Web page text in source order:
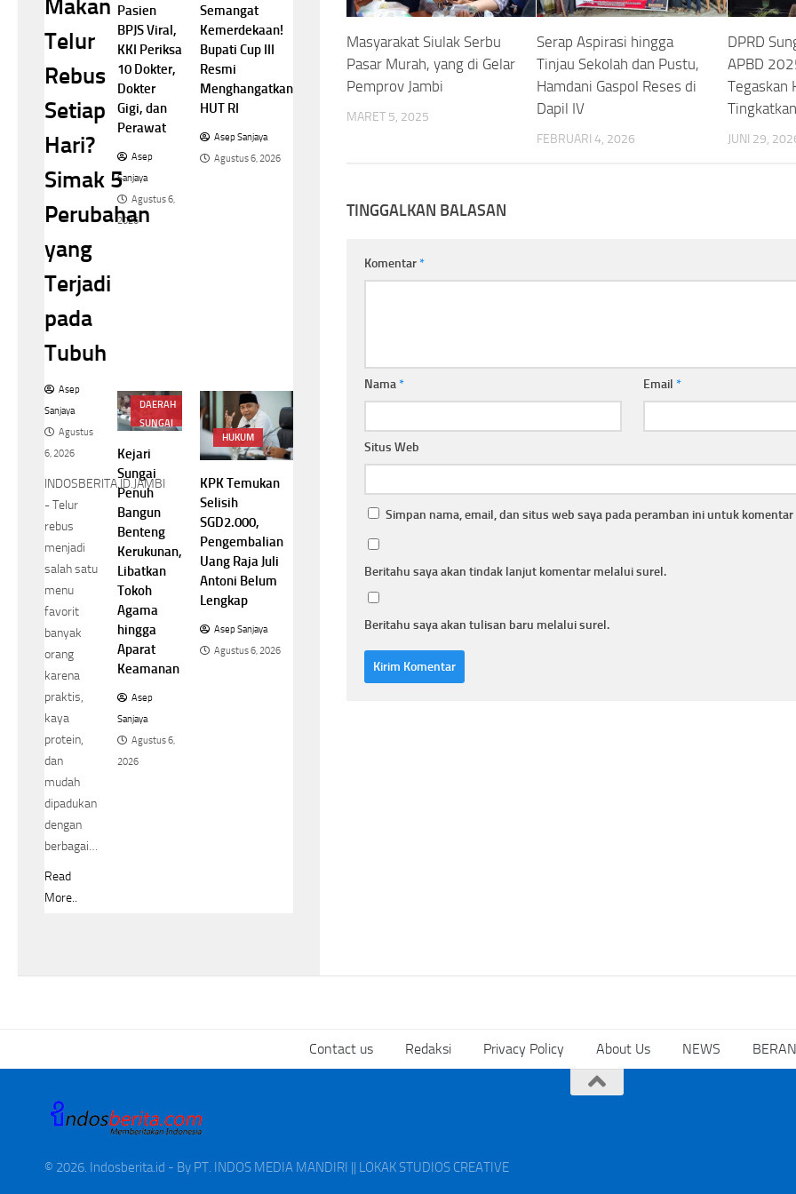
Masyarakat Siulak Serbu
Pasar Murah, yang di Gelar
Pemprov Jambi
MARET 5, 2025
Serap Aspirasi hingga
Tinjau Sekolah dan Pustu,
Hamdani Gaspol Reses di
Dapil IV
FEBRUARI 4, 2026
DPRD
APBD
Tegaskan
JUNI 29,
TINGGALKAN BALASAN
Komentar*
Nama* Email*
Situs Web
Simpan nama, email, dan situs web saya pada peramban ini untuk
Beritahu saya akan tindak lanjut komentar melalui surel.
Beritahu saya akan tulisan baru melalui surel.
Makan
Telur
Rebus
Setiap
Hari?
Simak 5
Perubahan
yang
Terjadi
pada
Tubuh
Asep
Sanjaya
Agustus
6, 2026
INDOSBERITA.ID.JAMBI
- Telur
rebus
menjadi
salah satu
menu
favorit
banyak
orang
karena
praktis,
kaya
protein,
dan
mudah
dipadukan
dengan
berbagai…
Read
More..
Pasien
BPJS Viral,
KKI Periksa
10 Dokter,
Dokter
Gigi, dan
Perawat
Asep
Sanjaya
Agustus 6,
2026
Semangat
Kemerdekaan!
Bupati Cup III
Resmi
Menghangatkan
HUT RI
Asep Sanjaya
Agustus 6, 2026
DAERAH
SUNGAI
PENUH
Kejari
Sungai
Penuh
Bangun
Benteng
Kerukunan,
Libatkan
Tokoh
Agama
hingga
Aparat
Keamanan
Asep
Sanjaya
Agustus 6,
2026
HUKUM
KPK Temukan
Selisih
SGD2.000,
Pengembalian
Uang Raja Juli
Antoni Belum
Lengkap
Asep Sanjaya
Agustus 6, 2026
Contact us Redaksi Privacy Policy About Us NEWS
© 2026. Indosberita.id - By PT. INDOS MEDIA MANDIRI || LOKAK STUDIOS CREATIVE